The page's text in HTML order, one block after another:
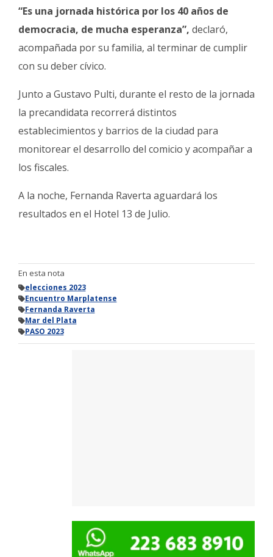
“Es una jornada histórica por los 40 años de
democracia, de mucha esperanza”, declaró,
acompañada por su familia, al terminar de cumplir
con su deber cívico.
Junto a Gustavo Pulti, durante el resto de la jornada
la precandidata recorrerá distintos
establecimientos y barrios de la ciudad para
monitorear el desarrollo del comicio y acompañar a
los fiscales.
A la noche, Fernanda Raverta aguardará los
resultados en el Hotel 13 de Julio.
En esta nota
elecciones 2023
Encuentro Marplatense
Fernanda Raverta
Mar del Plata
PASO 2023